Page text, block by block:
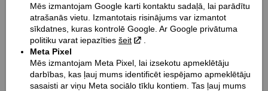
Sēdekļa augstums mm / Klīrenss mm:
672 / 137
Svars kg:
Degvielas tvertnes tilp. l / Eļļas tvertnes tilp. l:
22.7 / 5.5
Mēs izmantojam Google karti kontaktu sadaļā, lai parādītu
atrašanās vietu. Izmantotais risinājums var izmantot
sīkdatnes, kuras kontrolē Google. Ar Google privātuma
politiku varat iepazīties šeit
Meta Pixel
Mēs izmantojam Meta Pixel, lai izsekotu apmeklētāju
darbības, kas ļauj mums identificēt iespējamo apmeklētāju
sasaisti ar viņu Meta sociālo tīklu kontiem. Tas ļauj mums